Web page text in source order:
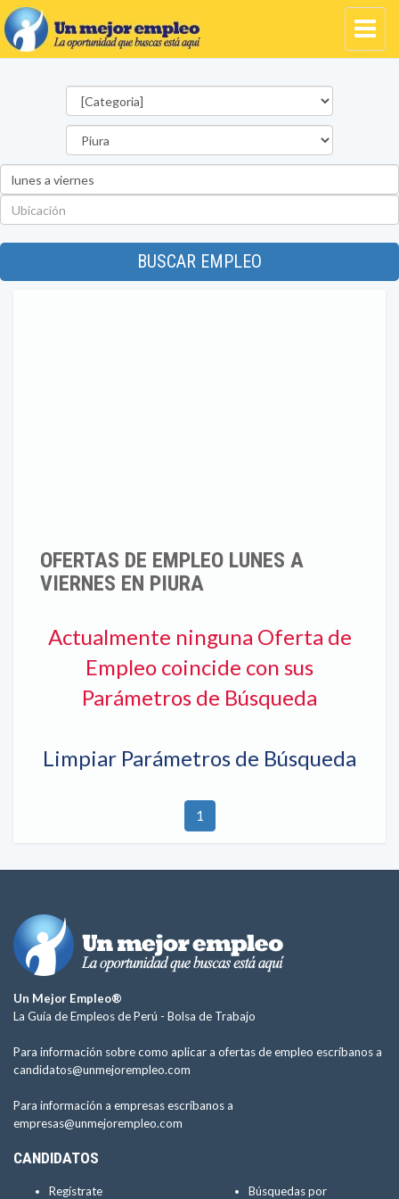
BUSCAR EMPLEO
OFERTAS DE EMPLEO LUNES A
VIERNES EN PIURA
Actualmente ninguna Oferta de
Empleo coincide con sus
Parámetros de Búsqueda
Limpiar Parámetros de Búsqueda
1
Un Mejor Empleo®
La Guía de Empleos de Perú - Bolsa de Trabajo
Para información sobre como aplicar a ofertas de empleo escríbanos a
candidatos@unmejorempleo.com
Para información a empresas escríbanos a
empresas@unmejorempleo.com
CANDIDATOS
Regístrate Búsquedas por